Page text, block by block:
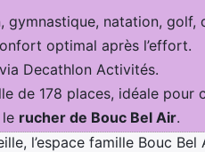
gymnastique, natation, golf,
optimal après l’effort.
Decathlon Activités.
de 178 places, idéale pour
rucher de Bouc Bel Air.
l’espace famille Bouc Bel